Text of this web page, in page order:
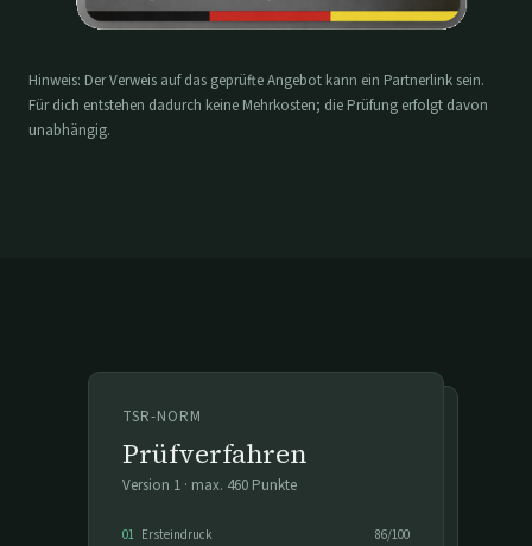
Hinweis: Der Verweis auf das geprüfte Angebot kann ein Partnerlink sein.
Für dich entstehen dadurch keine Mehrkosten; die Prüfung erfolgt davon
unabhängig.
TSR-NORM
Prüfverfahren
Version 1 · max. 460 Punkte
01 Ersteindruck 86/100